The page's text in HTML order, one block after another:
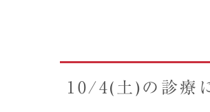
10/4(土)の診療